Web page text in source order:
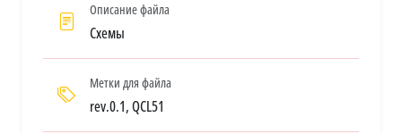
Описание файла
Схемы
Метки для файла
rev.0.1, QCL51